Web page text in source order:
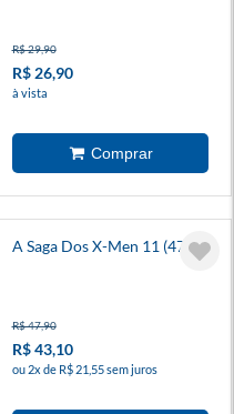
R$ 29,90
R$ 26,90
à vista
A Saga Dos X-Men 11 (47)
R$ 47,90
R$ 43,10
ou 2x de R$ 21,55 sem juros